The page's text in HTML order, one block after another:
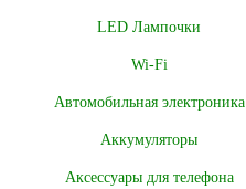
LED Лампочки
Wi-Fi
Автомобильная электроника
Аккумуляторы
Аксессуары для телефона